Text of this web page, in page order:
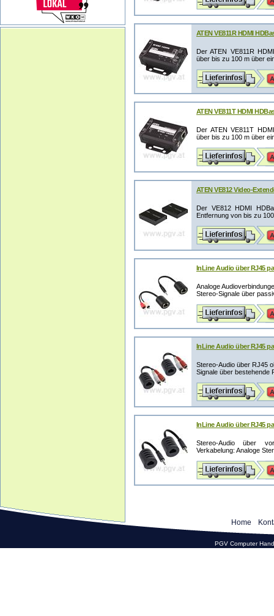
ATEN VE811R HDMI
Der ATEN VE811R
über bis zu 100 m über
ATEN VE811T HDMI
Der ATEN VE811T
über bis zu 100 m über
ATEN VE812 Video-
Der VE812 HDMI
Entfernung von bis zu
InLine Audio über RJ45
Analoge
Stereo-Signale über
InLine Audio über RJ45
Stereo-Audio über RJ45
Signale über bestehende
InLine Audio über RJ45
Stereo-Audio über
Verkabelung: Analoge
Home
PGV Computer